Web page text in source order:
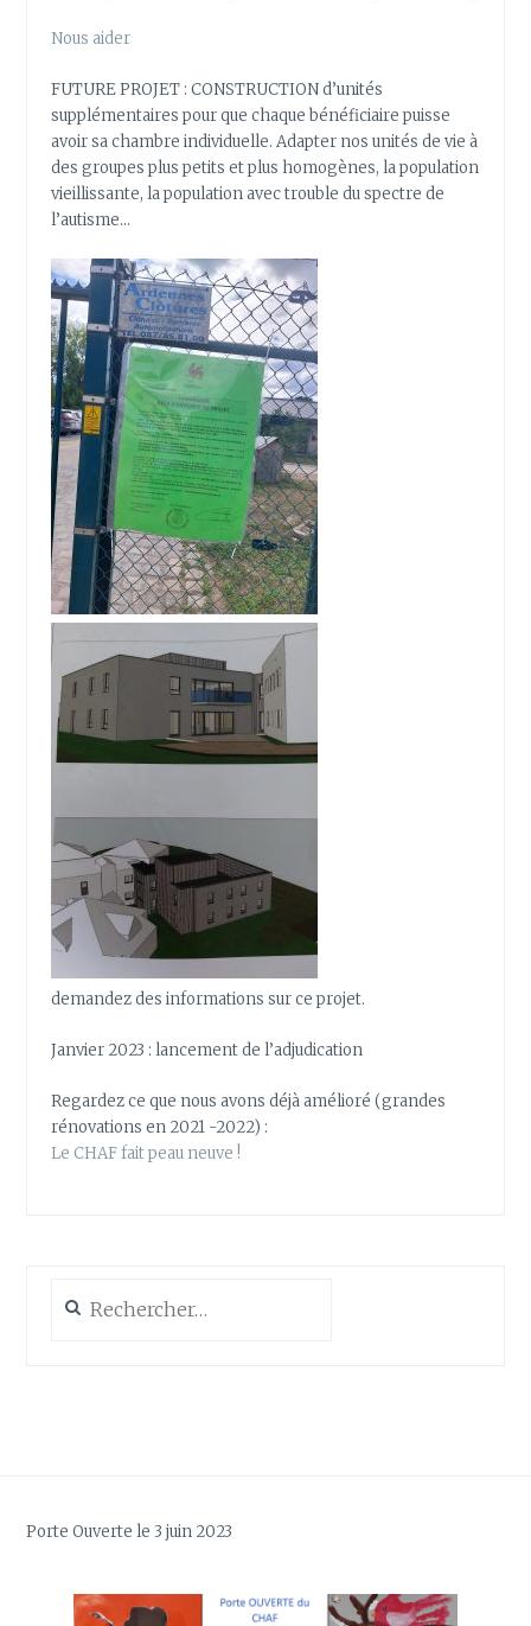
Nous aider
FUTURE PROJET : CONSTRUCTION d’unités
supplémentaires pour que chaque bénéficiaire puisse
avoir sa chambre individuelle. Adapter nos unités de vie à
des groupes plus petits et plus homogènes, la population
vieillissante, la population avec trouble du spectre de
l’autisme…
demandez des informations sur ce projet.
Janvier 2023 : lancement de l’adjudication
Regardez ce que nous avons déjà amélioré (grandes
rénovations en 2021 -2022) :
Le CHAF fait peau neuve !
Porte Ouverte le 3 juin 2023